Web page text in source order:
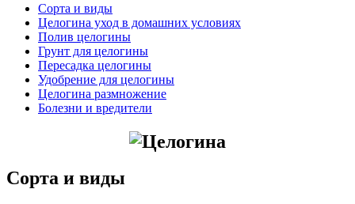
Сорта и виды
Целогина уход в домашних условиях
Полив целогины
Грунт для целогины
Пересадка целогины
Удобрение для целогины
Целогина размножение
Болезни и вредители
Сорта и виды